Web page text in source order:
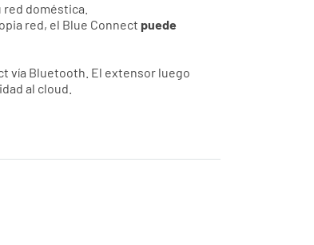
doméstica.
red, el Blue Connect puede
vía Bluetooth. El extensor luego
al cloud.